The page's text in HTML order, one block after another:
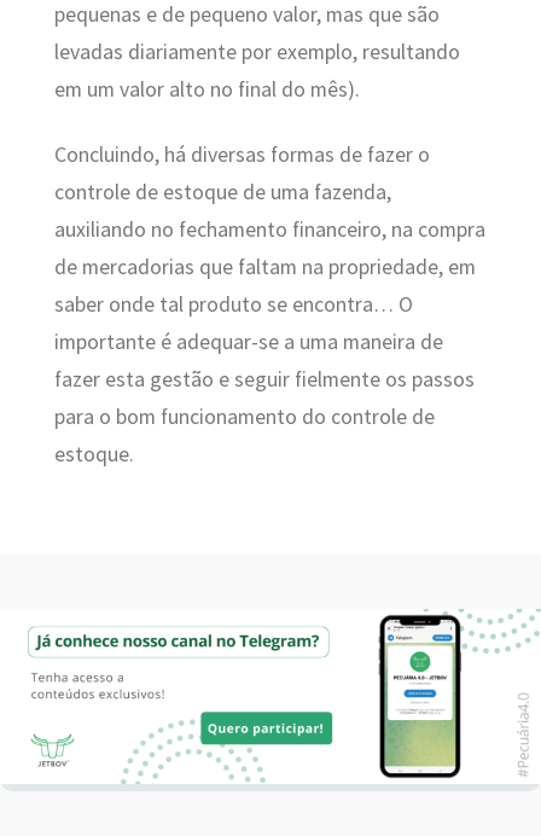
pequenas e de pequeno valor, mas que são
levadas diariamente por exemplo, resultando
em um valor alto no final do mês).
Concluindo, há diversas formas de fazer o
controle de estoque de uma fazenda,
auxiliando no fechamento financeiro, na compra
de mercadorias que faltam na propriedade, em
saber onde tal produto se encontra… O
importante é adequar-se a uma maneira de
fazer esta gestão e seguir fielmente os passos
para o bom funcionamento do controle de
estoque.